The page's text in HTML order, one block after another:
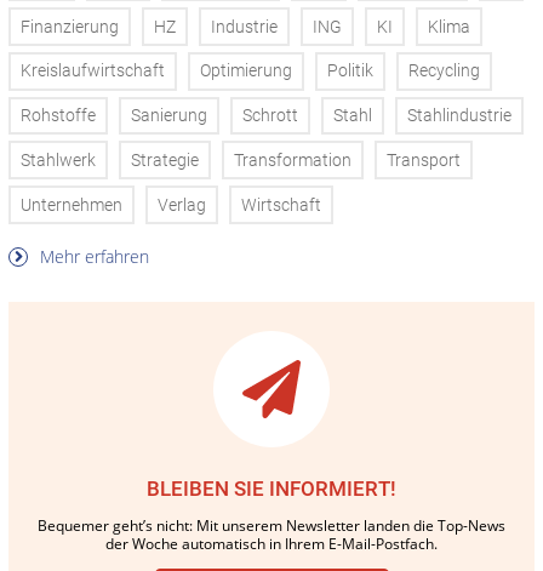
Finanzierung HZ Industrie ING KI Klima
Kreislaufwirtschaft Optimierung Politik Recycling
Rohstoffe Sanierung Schrott Stahl Stahlindustrie
Stahlwerk Strategie Transformation Transport
Unternehmen Verlag Wirtschaft
Mehr erfahren
BLEIBEN SIE INFORMIERT!
Bequemer geht’s nicht: Mit unserem Newsletter landen die Top-News
der Woche automatisch in Ihrem E-Mail-Postfach.